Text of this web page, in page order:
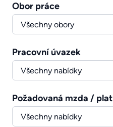
Obor práce
Pracovní úvazek
Požadovaná mzda / plat